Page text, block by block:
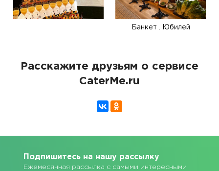
Банкет . Юбилей
Расскажите друзьям о сервисе
CaterMe.ru
Подпишитесь на нашу рассылку
Ежемесячная рассылка с самыми интересными